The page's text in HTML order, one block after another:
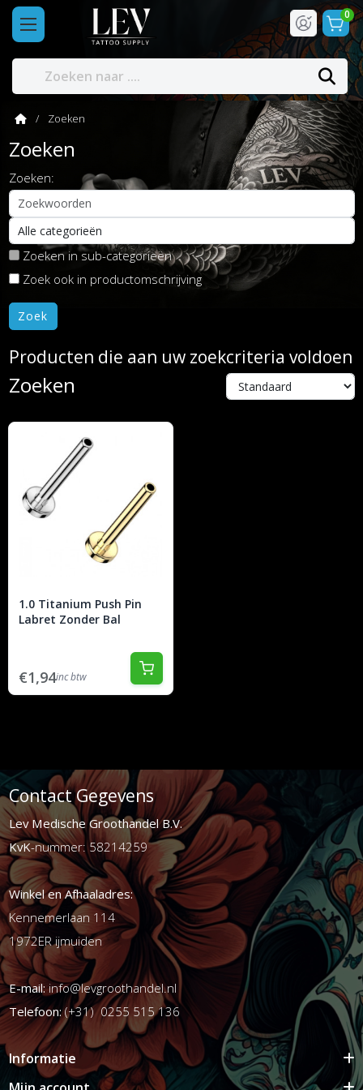
0
Zoeken
Zoeken
Zoeken:
Zoeken in sub-categorieën
Zoek ook in productomschrijving
Producten die aan uw zoekcriteria voldoen
Zoeken
1.0 Titanium Push Pin
Labret Zonder Bal
€1,94inc btw
Contact Gegevens
Lev Medische Groothandel B.V.
KvK-nummer: 58214259
Winkel en Afhaaladres:
Kennemerlaan 114
1972ER ijmuiden
E-mail:info@levgroothandel.nl
Telefoon:(+31) 0255 515 136
Informatie